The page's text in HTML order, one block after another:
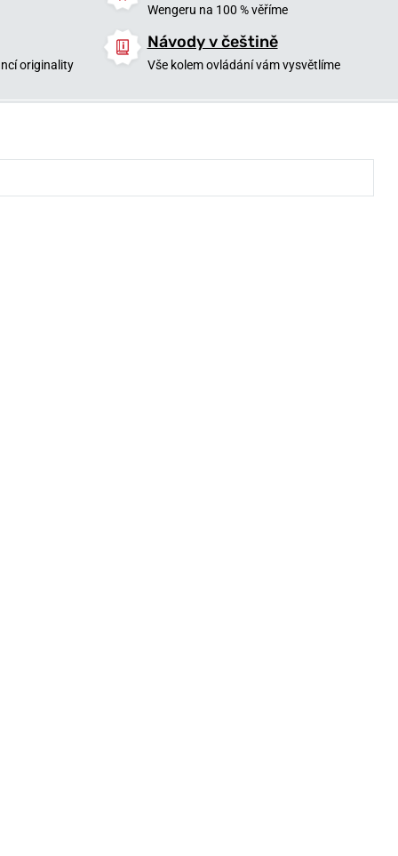
Wengeru na 100 % věříme
originality
Návody v češtině
Vše kolem ovládání vám vysvětlíme